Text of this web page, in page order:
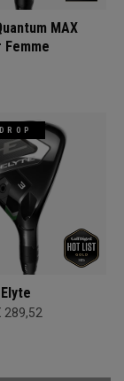
MAX
Femme
289,52